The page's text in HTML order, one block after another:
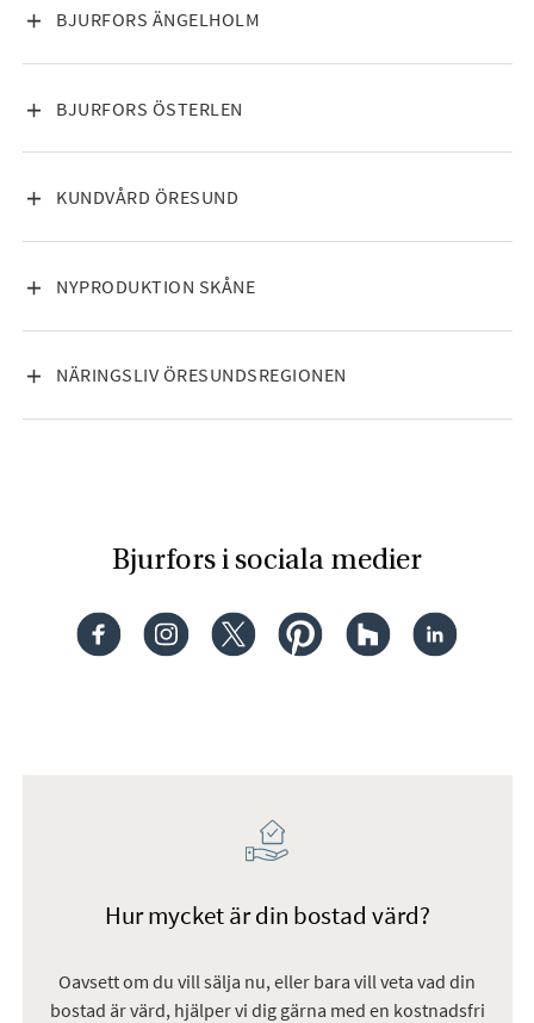
BJURFORS ÄNGELHOLM
VISA INNEHÅLL
BJURFORS ÖSTERLEN
VISA INNEHÅLL
KUNDVÅRD ÖRESUND
VISA INNEHÅLL
NYPRODUKTION SKÅNE
VISA INNEHÅLL
NÄRINGSLIV ÖRESUNDSREGIONEN
VISA INNEHÅLL
Bjurfors i sociala medier
INSTAGRAM
Hur mycket är din bostad värd?
Oavsett om du vill sälja nu, eller bara vill veta vad din
bostad är värd, hjälper vi dig gärna med en kostnadsfri